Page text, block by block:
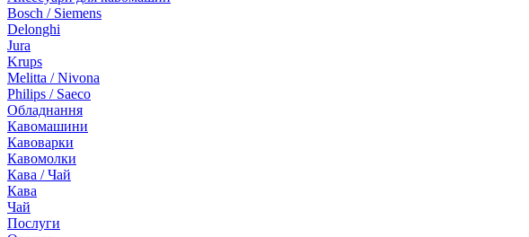
Bosch / Siemens
Delonghi
Jura
Krups
Melitta / Nivona
Philips / Saeco
Обладнання
Кавомашини
Кавоварки
Кавомолки
Кава / Чай
Кава
Чай
Послуги